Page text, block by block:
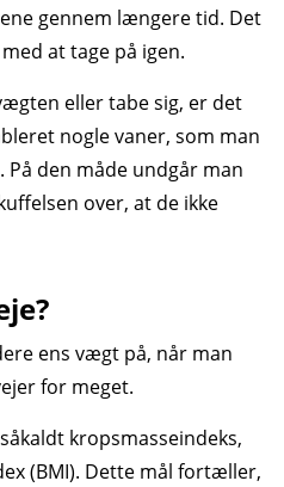
gennem længere tid. Det
at tage på igen.
eller tabe sig, er det
nogle vaner, som man
den måde undgår man
over, at de ikke
ens vægt på, når man
for meget.
kropsmasse­indeks,
(BMI). Dette mål fortæller,